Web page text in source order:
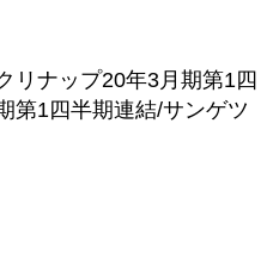
リナップ20年3月期第1四
第1四半期連結/サンゲツ